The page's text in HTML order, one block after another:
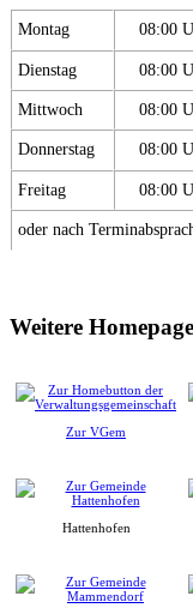
Montag 08:00
Dienstag 08:00
Mittwoch 08:00
Donnerstag 08:00
Freitag 08:00
oder nach
Weitere
Zur VGem
Hattenhofen